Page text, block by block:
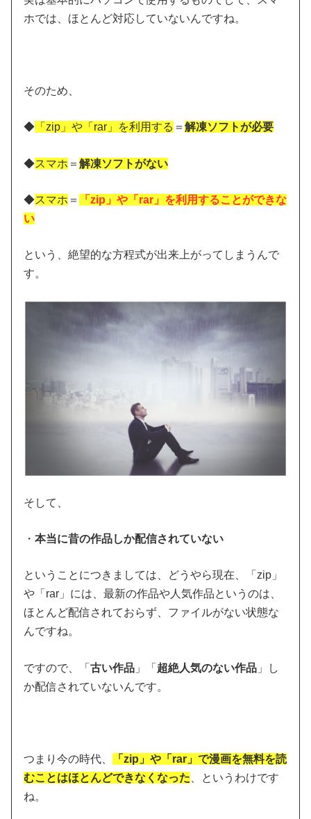
ホでは、ほとんど対応していないんですね。
そのため、
◆ 「zip」や「rar」を利用する ＝解凍ソフトが必要
◆スマホ ＝解凍ソフトがない
◆スマホ ＝
「zip」や「rar」を利用することができな
い
という、絶望的な方程式が出来上がってしまうんで
す。
そして、
・本当に昔の作品しか配信されていない
ということにつきましては、どうやら現在、「zip」
や「rar」には、最新の作品や人気作品というのは、
ほとんど配信されておらず、ファイルがない状態な
んですね。
ですので、 「古い作品 」「 超絶人気のない作品 」し
か配信されていないんです。
つまり今の時代、
「zip」や「rar」で漫画を無料を読
むことはほとんどできなくなった 、というわけです
ね。